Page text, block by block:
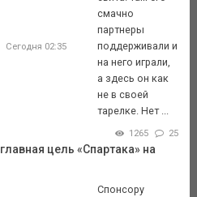
Сегодня 02:35
смачно
партнеры
поддерживали и
на него играли,
а здесь он как
не в своей
тарелке. Нет ...
1265 25
цель «Спартака» на
Спонсору